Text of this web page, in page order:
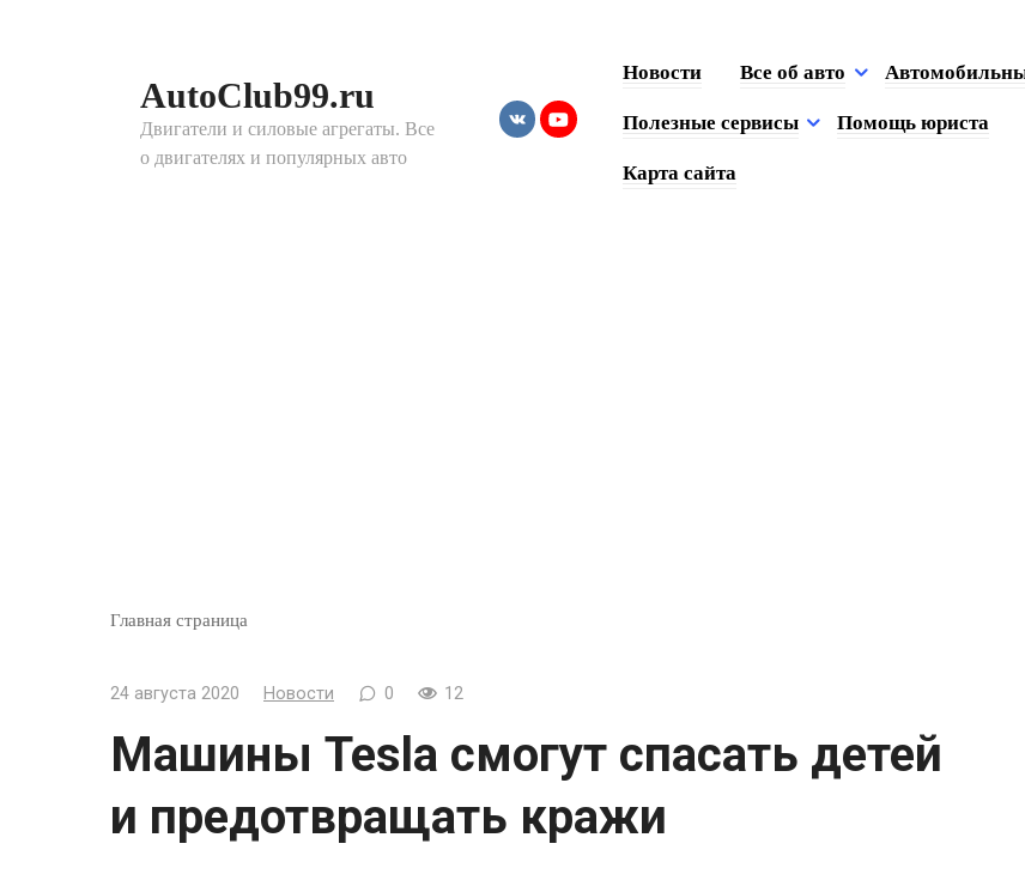
AutoClub99.ru
Двигатели и силовые агрегаты. Все
о двигателях и популярных авто
Новости Все об авто
Полезные сервисы Помощь юриста
Карта сайта
Главная страница
24 августа 2020 Новости 0 12
Машины Tesla смогут спасать детей
и предотвращать кражи